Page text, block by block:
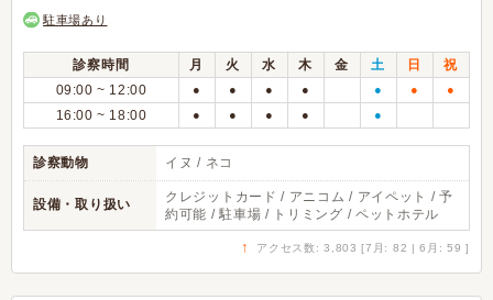
駐車場あり
診察時間 月 火 水 木 金 土 日
祝
09:00 ~ 12:00
● ● ● ● ● ● ●
16:00 ~ 18:00 ● ● ● ● ●
診察動物 イヌ / ネコ
設備・取り扱い
クレジットカード / アニコム / アイペット / 予
約可能 / 駐車場 / トリミング / ペットホテル
↑ アクセス数: 3,803 [7月: 82 | 6月: 59 ]